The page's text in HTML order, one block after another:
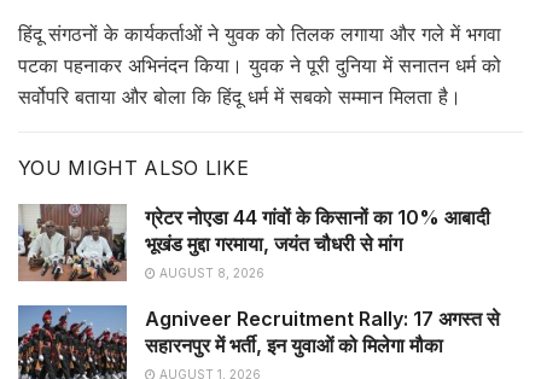
हिंदू संगठनों के कार्यकर्ताओं ने युवक को तिलक लगाया और गले में भगवा
पटका पहनाकर अभिनंदन किया। युवक ने पूरी दुनिया में सनातन धर्म को
सर्वोपरि बताया और बोला कि हिंदू धर्म में सबको सम्मान मिलता है।
YOU MIGHT ALSO LIKE
ग्रेटर नोएडा 44 गांवों के किसानों का 10% आबादी
भूखंड मुद्दा गरमाया, जयंत चौधरी से मांग
AUGUST 8, 2026
Agniveer Recruitment Rally: 17 अगस्त से
सहारनपुर में भर्ती, इन युवाओं को मिलेगा मौका
AUGUST 1, 2026